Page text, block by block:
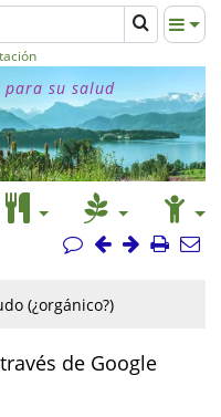
su salud
(¿orgánico?)
de Google